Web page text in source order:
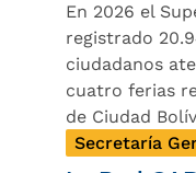
En 2026 el
registrado
ciudadanos
cuatro ferias
de Ciudad
Secretaría